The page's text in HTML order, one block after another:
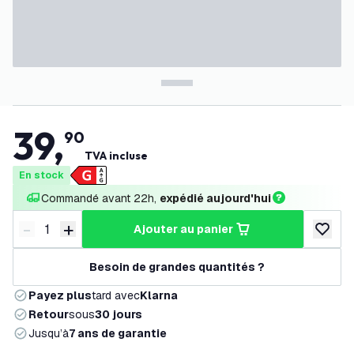
39,90
TVA incluse
En stock
Commandé avant 22h, expédié aujourd'hui
Diminuer la quantité
- Augmenter la quantité
+ ajouter au panier
Besoin de grandes quantités ?
Payez plustard avecKlarna
Retoursous30 jours
Jusqu’à7 ans de garantie